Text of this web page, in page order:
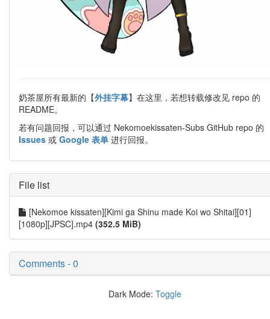
奶茶屋所有最新的【外挂字幕】在这里，若想转载修改见 repo 的
README。
若有问题回报，可以通过 Nekomoekissaten-Subs GitHub repo 的
Issues 或 Google 表单 进行回报。
File list
[Nekomoe kissaten][Kimi ga Shinu made Koi wo Shitai][01]
[1080p][JPSC].mp4 (352.5 MiB)
Comments - 0
Dark Mode: Toggle